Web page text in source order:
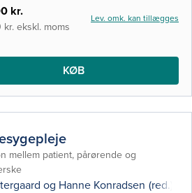
kr.
ekskl. moms
Lev. omk. kan tillægges
KØB
mellem patient, pårørende og
og Hanne Konradsen (red.)